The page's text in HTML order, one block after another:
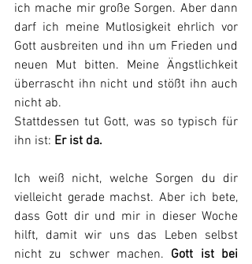
ich mache mir große Sorgen. Aber dann
darf ich meine Mutlosigkeit ehrlich vor
Gott ausbreiten und ihn um Frieden und
neuen Mut bitten. Meine Ängstlichkeit
überrascht ihn nicht und stößt ihn auch
nicht ab.
Stattdessen tut Gott, was so typisch für
ihn ist: Er ist da.
Ich weiß nicht, welche Sorgen du dir
vielleicht gerade machst. Aber ich bete,
dass Gott dir und mir in dieser Woche
hilft, damit wir uns das Leben selbst
nicht zu schwer machen. Gott ist bei